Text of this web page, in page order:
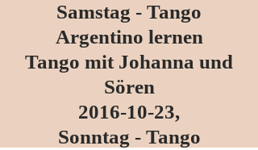
Samstag - Tango
Argentino lernen
Tango mit Johanna und
Sören
2016-10-23,
Sonntag - Tango